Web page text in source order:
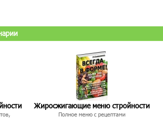
Жиросжигающие меню стройности
Полное меню с рецептами